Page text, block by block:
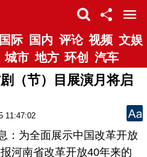
国际 国内 评论 视频 文娱
城市 地方 环创 汽车
（节）目展演月将启
11:47:02
为全面展示中国改革开放
河南省改革开放40年来的